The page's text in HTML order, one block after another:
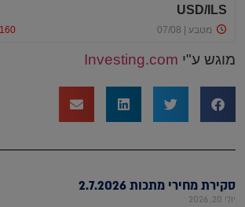
מוגש ע"י Investing.com
סקירת מחירי מתכות 2.7.2026
יולי 20, 2026